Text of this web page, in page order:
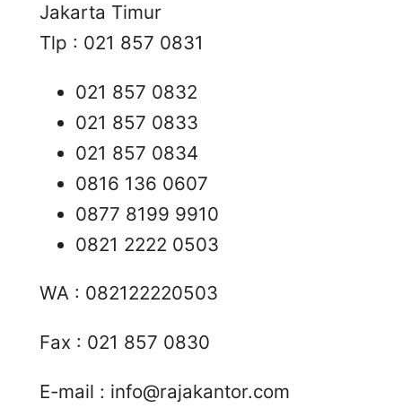
Jakarta Timur
Tlp : 021 857 0831
021 857 0832
021 857 0833
021 857 0834
0816 136 0607
0877 8199 9910
0821 2222 0503
WA : 082122220503
Fax : 021 857 0830
E-mail : info@rajakantor.com